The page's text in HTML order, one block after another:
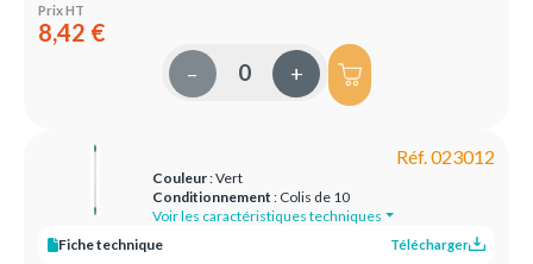
Prix HT
8,42 €
– +
Réf. 023012
Couleur: Vert
Conditionnement : Colis de 10
Voir les caractéristiques techniques
Fiche technique
Télécharger